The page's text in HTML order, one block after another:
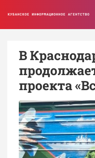
КУБАНСКОЕ ИНФОРМАЦИОННОЕ АГЕНТСТВО
В
проекта